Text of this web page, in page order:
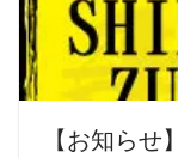
【お知ら